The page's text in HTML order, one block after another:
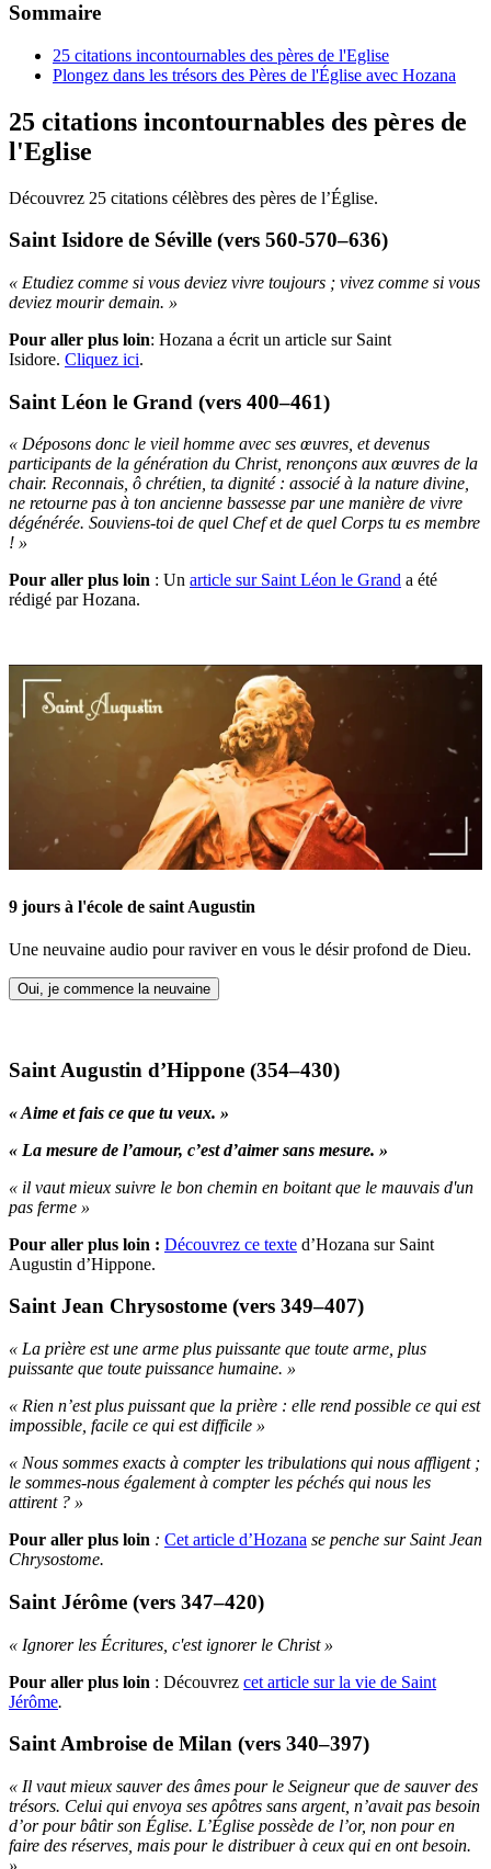
Sommaire
25 citations incontournables des pères de l'Eglise
Plongez dans les trésors des Pères de l'Église avec Hozana
25 citations incontournables des pères de
l'Eglise
Découvrez 25 citations célèbres des pères de l’Église.
Saint Isidore de Séville (vers 560-570–636)
« Etudiez comme si vous deviez vivre toujours ; vivez comme si vous
deviez mourir demain. »
Pour aller plus loin: Hozana a écrit un article sur Saint
Isidore. Cliquez ici.
Saint Léon le Grand (vers 400–461)
« Déposons donc le vieil homme avec ses œuvres, et devenus
participants de la génération du Christ, renonçons aux œuvres de la
chair. Reconnais, ô chrétien, ta dignité : associé à la nature divine,
ne retourne pas à ton ancienne bassesse par une manière de vivre
dégénérée. Souviens-toi de quel Chef et de quel Corps tu es membre
! »
Pour aller plus loin : Un article sur Saint Léon le Grand a été
rédigé par Hozana.
9 jours à l'école de saint Augustin
Une neuvaine audio pour raviver en vous le désir profond de Dieu.
Oui, je commence la neuvaine
Saint Augustin d’Hippone (354–430)
« Aime et fais ce que tu veux. »
« La mesure de l’amour, c’est d’aimer sans mesure. »
« il vaut mieux suivre le bon chemin en boitant que le mauvais d'un
pas ferme »
Pour aller plus loin : Découvrez ce texte d’Hozana sur Saint
Augustin d’Hippone.
Saint Jean Chrysostome (vers 349–407)
« La prière est une arme plus puissante que toute arme, plus
puissante que toute puissance humaine. »
« Rien n’est plus puissant que la prière : elle rend possible ce qui est
impossible, facile ce qui est difficile »
« Nous sommes exacts à compter les tribulations qui nous affligent ;
le sommes-nous également à compter les péchés qui nous les
attirent ? »
Pour aller plus loin : Cet article d’Hozana se penche sur Saint Jean
Chrysostome.
Saint Jérôme (vers 347–420)
« Ignorer les Écritures, c'est ignorer le Christ »
Pour aller plus loin : Découvrez cet article sur la vie de Saint
Jérôme.
Saint Ambroise de Milan (vers 340–397)
« Il vaut mieux sauver des âmes pour le Seigneur que de sauver des
trésors. Celui qui envoya ses apôtres sans argent, n’avait pas besoin
d’or pour bâtir son Église. L’Église possède de l’or, non pour en
faire des réserves, mais pour le distribuer à ceux qui en ont besoin.
»